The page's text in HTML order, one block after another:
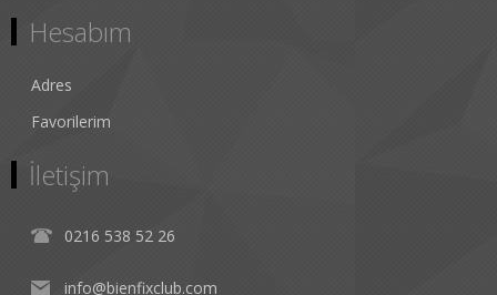
Hesabım
Adres
Favorilerim
İletişim
0216 538 52 26
info@bienfixclub.com